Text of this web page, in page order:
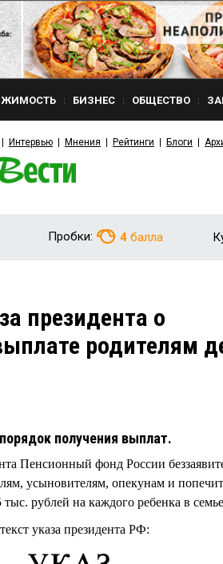
БИЗНЕС ОБЩЕСТВО
Интервью Мнения Рейтинги Блоги
Пробки: 4 балла
президента о
родителям
получения выплат.
Пенсионный фонд России
усыновителям, опекунам и
рублей на каждого ребенка в
указа президента РФ: